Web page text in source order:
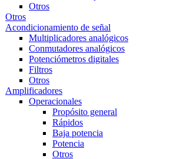
Otros
Otros
Acondicionamiento de señal
Multiplicadores analógicos
Conmutadores analógicos
Potenciómetros digitales
Filtros
Otros
Amplificadores
Operacionales
Propósito general
Rápidos
Baja potencia
Potencia
Otros